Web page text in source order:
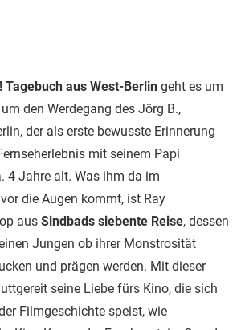
Tagebuch aus West-Berlin geht es um
den Werdegang des Jörg B.,
der als erste bewusste Erinnerung
mit seinem Papi
4 Jahre alt. Was ihm da im
die Augen kommt, ist Ray
aus Sindbads siebente Reise, dessen
Jungen ob ihrer Monstrosität
und prägen werden. Mit dieser
seine Liebe fürs Kino, die sich
Filmgeschichte speist, wie